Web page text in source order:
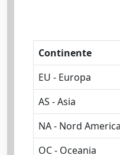
Continente
EU - Europa
AS - Asia
NA - Nord America
OC - Oceania